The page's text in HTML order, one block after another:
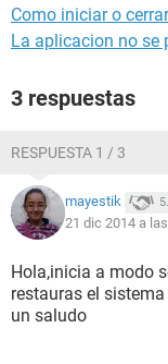
Como iniciar o
La aplicacion no se
3 respuestas
RESPUESTA 1 / 3
mayestik
21 dic 2014 a
Hola,inicia a modo
restauras el sistema
un saludo